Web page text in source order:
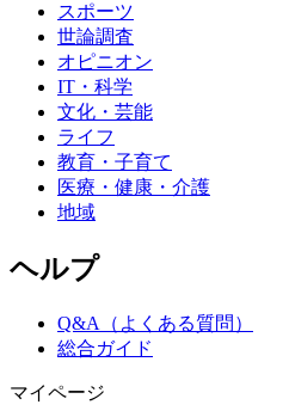
スポーツ
世論調査
オピニオン
IT・科学
文化・芸能
ライフ
教育・子育て
医療・健康・介護
地域
ヘルプ
Q&A（よくある質問）
総合ガイド
マイページ